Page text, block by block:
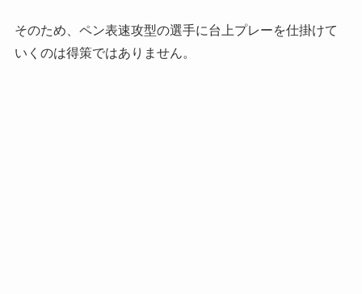
そのため、ペン表速攻型の選手に台上プレーを仕掛けて
いくのは得策ではありません。